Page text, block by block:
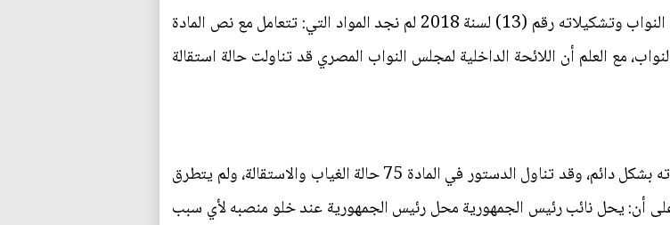
وبالرجوع إلى النظام الداخلي لمجلس النواب وقانون مجلس النواب وتشكيلاته رقم (13) لسنة 2018 لم نجد المواد التي: تتعامل مع نص المادة
مع العلم أن اللائحة الداخلية لمجلس النواب المصري قد تناولت حالة استقالة
وهي الحالة التي لم يعد رئيس الجمهورية يمارس مهام واجباته بشكل دائم، وقد تناول الدستور في المادة 75 حالة الغياب والاستقالة، ولم يتطرق
على أن: يحل نائب رئيس الجمهورية محل رئيس الجمهورية عند خلو منصبه لأي سبب